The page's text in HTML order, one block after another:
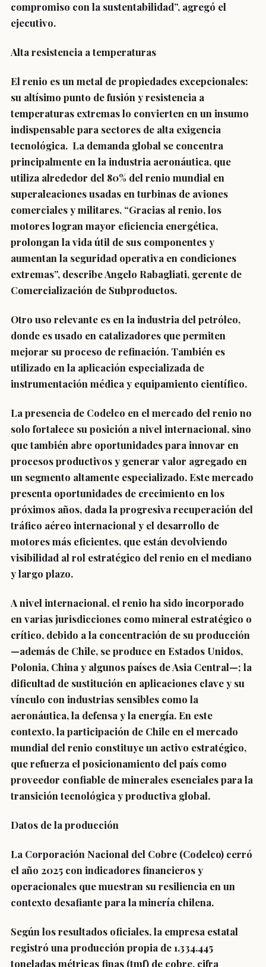
compromiso con la sustentabilidad”, agregó el
ejecutivo.
Alta resistencia a temperaturas
El renio es un metal de propiedades excepcionales:
su altísimo punto de fusión y resistencia a
temperaturas extremas lo convierten en un insumo
indispensable para sectores de alta exigencia
tecnológica. La demanda global se concentra
principalmente en la industria aeronáutica, que
utiliza alrededor del 80% del renio mundial en
superaleaciones usadas en turbinas de aviones
comerciales y militares. “Gracias al renio, los
motores logran mayor eficiencia energética,
prolongan la vida útil de sus componentes y
aumentan la seguridad operativa en condiciones
extremas”, describe Angelo Rabagliati, gerente de
Comercialización de Subproductos.
Otro uso relevante es en la industria del petróleo,
donde es usado en catalizadores que permiten
mejorar su proceso de refinación. También es
utilizado en la aplicación especializada de
instrumentación médica y equipamiento científico.
La presencia de Codelco en el mercado del renio no
solo fortalece su posición a nivel internacional, sino
que también abre oportunidades para innovar en
procesos productivos y generar valor agregado en
un segmento altamente especializado. Este mercado
presenta oportunidades de crecimiento en los
próximos años, dada la progresiva recuperación del
tráfico aéreo internacional y el desarrollo de
motores más eficientes, que están devolviendo
visibilidad al rol estratégico del renio en el mediano
y largo plazo.
A nivel internacional, el renio ha sido incorporado
en varias jurisdicciones como mineral estratégico o
crítico, debido a la concentración de su producción
—además de Chile, se produce en Estados Unidos,
Polonia, China y algunos países de Asia Central—; la
dificultad de sustitución en aplicaciones clave y su
vínculo con industrias sensibles como la
aeronáutica, la defensa y la energía. En este
contexto, la participación de Chile en el mercado
mundial del renio constituye un activo estratégico,
que refuerza el posicionamiento del país como
proveedor confiable de minerales esenciales para la
transición tecnológica y productiva global.
Datos de la producción
La Corporación Nacional del Cobre (Codelco) cerró
el año 2025 con indicadores financieros y
operacionales que muestran su resiliencia en un
contexto desafiante para la minería chilena.
Según los resultados oficiales, la empresa estatal
registró una producción propia de 1.334.445
toneladas métricas finas (tmf) de cobre, cifra